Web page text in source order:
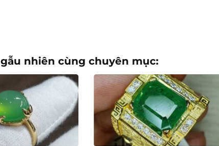
nhiên cùng chuyên mục: